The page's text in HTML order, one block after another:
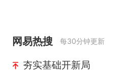
网易热搜 每30分钟更新
夯实基础开新局